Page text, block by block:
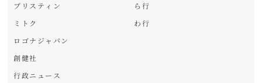
プリスティン
ミトク
ロゴナジャパン
創健社
行政ニュース
ら行
わ行